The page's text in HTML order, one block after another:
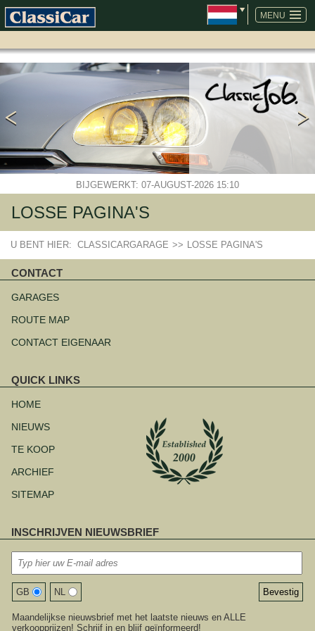
MENU
NAVIGATIE
OVERSLAAN
BIJGEWERKT: 07-AUGUST-2026 15:10
LOSSE PAGINA'S
U BENT HIER: CLASSICARGARAGE >> LOSSE PAGINA'S
CONTACT
overslaan
GARAGES
ROUTE MAP
CONTACT EIGENAAR
QUICK LINKS
overslaan
HOME
NIEUWS
TE KOOP
ARCHIEF
SITEMAP
INSCHRIJVEN NIEUWSBRIEF
GB NL
Maandelijkse nieuwsbrief met het laatste nieuws en ALLE
verkoopprijzen! Schrijf in en blijf geïnformeerd!